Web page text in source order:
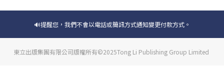
🔊提醒您，我們不會以電話或簡訊方式通知變更付款方式。
東立出版集團有限公司版權所有©2025Tong Li Publishing Group Limited